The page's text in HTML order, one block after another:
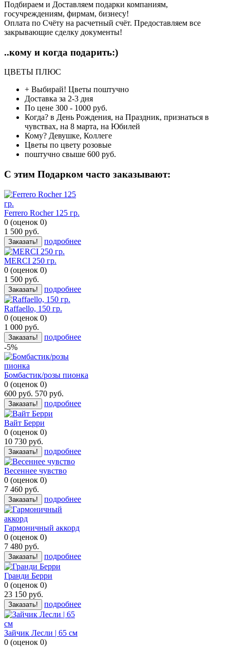
Подбираем и Доставляем подарки компаниям,
госучреждениям, фирмам, бизнесу!
Оплата по Счёту на расчетный счёт. Предоставляем все
закрывающие сделку документы!
..кому и когда подарить:)
ЦВЕТЫ ПЛЮС
+ Выбирай! Цветы поштучно
Доставка за 2-3 дня
По цене 300 - 1000 руб.
Когда? в День Рождения, на Праздник, признаться в
чувствах, на 8 марта, на Юбилей
Кому? Девушке, Коллеге
Цветы по цвету розовые
поштучно свыше 600 руб.
C этим Подарком часто заказывают:
Ferrero Rocher 125 гр.
0 (оценок 0)
1 500 руб.
Заказать! подробнее
MERCI 250 гр.
0 (оценок 0)
1 500 руб.
Заказать! подробнее
Raffaello, 150 гр.
0 (оценок 0)
1 000 руб.
Заказать!
подробнее
-5%
Бомбастик/розы пионка
0 (оценок 0)
600 руб. 570 руб.
Заказать! подробнее
Вайт Берри
0 (оценок 0)
10 730 руб.
Заказать! подробнее
Весеннее чувство
0 (оценок 0)
7 460 руб.
Заказать! подробнее
Гармоничный аккорд
0 (оценок 0)
7 480 руб.
Заказать! подробнее
Гранди Берри
0 (оценок 0)
23 150 руб.
Заказать! подробнее
Зайчик Лесли | 65 см
0 (оценок 0)